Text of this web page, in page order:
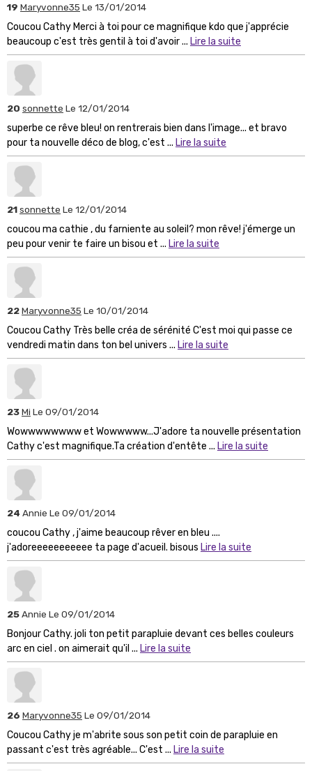
19 Maryvonne35 Le 13/01/2014
Coucou Cathy Merci à toi pour ce magnifique kdo que j'apprécie
beaucoup c'est très gentil à toi d'avoir ... Lire la suite
20 sonnette Le 12/01/2014
superbe ce rêve bleu! on rentrerais bien dans l'image... et bravo
pour ta nouvelle déco de blog, c'est ... Lire la suite
21sonnette Le 12/01/2014
coucou ma cathie , du farniente au soleil? mon rêve! j'émerge un
peu pour venir te faire un bisou et ... Lire la suite
22Maryvonne35 Le 10/01/2014
Coucou Cathy Très belle créa de sérénité C'est moi qui passe ce
vendredi matin dans ton bel univers ... Lire la suite
23Mi Le 09/01/2014
Wowwwwwwww et Wowwwww...J'adore ta nouvelle présentation
Cathy c'est magnifique.Ta création d'entête ... Lire la suite
24 Annie Le 09/01/2014
coucou Cathy , j'aime beaucoup rêver en bleu ....
j'adoreeeeeeeeeee ta page d'acueil. bisous Lire la suite
25Annie Le 09/01/2014
Bonjour Cathy. joli ton petit parapluie devant ces belles couleurs
arc en ciel . on aimerait qu'il ... Lire la suite
26 Maryvonne35 Le 09/01/2014
Coucou Cathy je m'abrite sous son petit coin de parapluie en
passant c'est très agréable... C'est ... Lire la suite